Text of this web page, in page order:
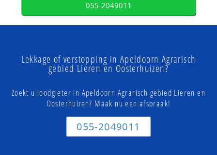
055-2049011
Lekkage of verstopping in Apeldoorn Agrarisch
gebied Lieren en Oosterhuizen?
Zoekt u loodgieter in Apeldoorn Agrarisch gebied Lieren en
Oosterhuizen? Maak nu een afspraak!
055-2049011